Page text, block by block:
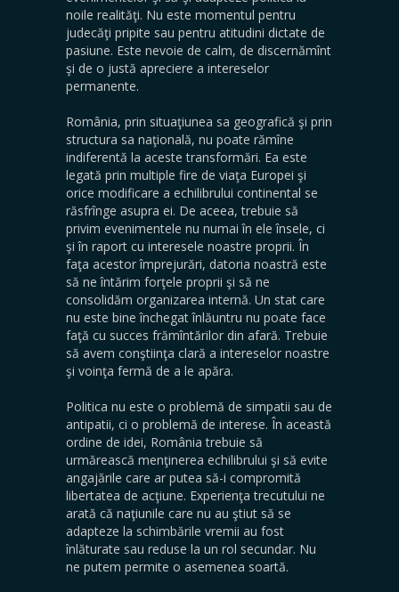
noile realităţi. Nu este momentul pentru
judecăţi pripite sau pentru atitudini dictate de
pasiune. Este nevoie de calm, de discernămînt
şi de o justă apreciere a intereselor
permanente.
România, prin situaţiunea sa geografică şi prin
structura sa naţională, nu poate rămîne
indiferentă la aceste transformări. Ea este
legată prin multiple fire de viaţa Europei şi
orice modificare a echilibrului continental se
răsfrînge asupra ei. De aceea, trebuie să
privim evenimentele nu numai în ele însele, ci
şi în raport cu interesele noastre proprii. În
faţa acestor împrejurări, datoria noastră este
să ne întărim forţele proprii şi să ne
consolidăm organizarea internă. Un stat care
nu este bine închegat înlăuntru nu poate face
faţă cu succes frămîntărilor din afară. Trebuie
să avem conştiinţa clară a intereselor noastre
şi voinţa fermă de a le apăra.
Politica nu este o problemă de simpatii sau de
antipatii, ci o problemă de interese. În această
ordine de idei, România trebuie să
urmărească menţinerea echilibrului şi să evite
angajările care ar putea să-i compromită
libertatea de acţiune. Experienţa trecutului ne
arată că naţiunile care nu au ştiut să se
adapteze la schimbările vremii au fost
înlăturate sau reduse la un rol secundar. Nu
ne putem permite o asemenea soartă.